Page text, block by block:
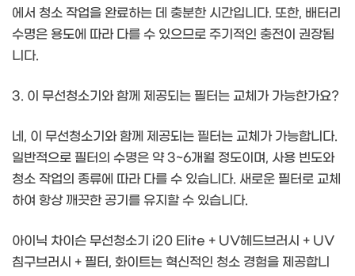
에서 청소 작업을 완료하는 데 충분한 시간입니다. 또한, 배터리
수명은 용도에 따라 다를 수 있으므로 주기적인 충전이 권장됩
니다.
3. 이 무선청소기와 함께 제공되는 필터는 교체가 가능한가요?
네, 이 무선청소기와 함께 제공되는 필터는 교체가 가능합니다.
일반적으로 필터의 수명은 약 3~6개월 정도이며, 사용 빈도와
청소 작업의 종류에 따라 다를 수 있습니다. 새로운 필터로 교체
하여 항상 깨끗한 공기를 유지할 수 있습니다.
아이닉 차이슨 무선청소기 i20 Elite + UV헤드브러시 + UV
침구브러시 + 필터, 화이트는 혁신적인 청소 경험을 제공합니